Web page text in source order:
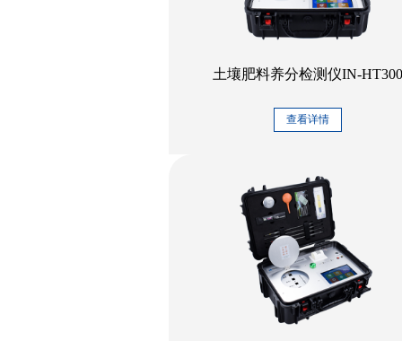
土壤肥料养分检测仪IN-HT300
查看详情